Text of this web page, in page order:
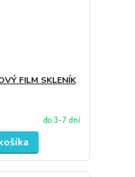
FILM SKLENÍK
do 3-7 dní